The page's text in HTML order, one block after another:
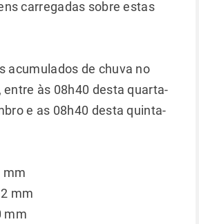
carregadas sobre estas
acumulados de chuva no
entre às 08h40 desta quarta-
e as 08h40 desta quinta-
mm
mm
mm